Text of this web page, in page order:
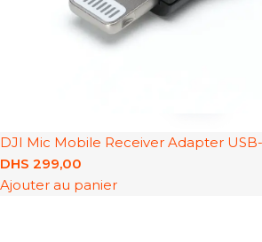
DJI Mic Mobile Receiver Adapter
DHS 299,00
Ajouter au panier